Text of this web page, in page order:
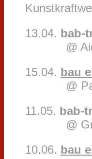
13.04. bab-
@
15.04. bau
@
11.05. bab-
@
10.06. bau